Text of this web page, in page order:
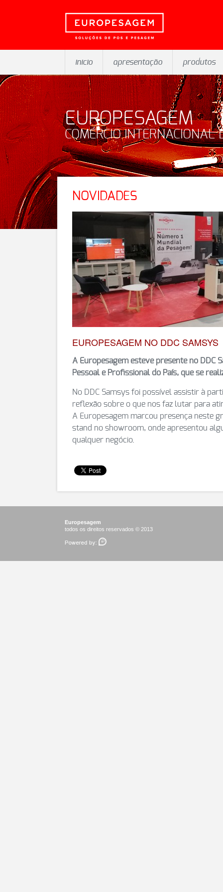
inicio apresentação produtos
EUROPESAGEM
COMÉRCIO
NOVIDADES
EUROPESAGEM NO DDC SAMSYS
A Europesagem esteve presente no DDC
Pessoal e Profissional do País, que se
No DDC Samsys foi possível assistir à
reflexão sobre o que nos faz lutar para
A Europesagem marcou presença neste
stand no showroom, onde apresentou
qualquer negócio.
Europesagem
todos os direitos reservados © 2013